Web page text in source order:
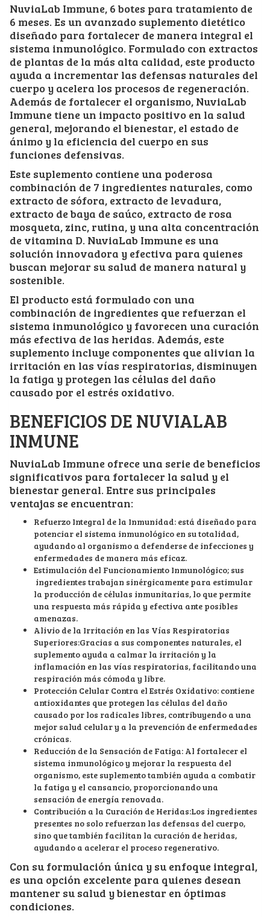
NuviaLab Immune, 6 botes para tratamiento de
6 meses. Es un avanzado suplemento dietético
diseñado para fortalecer de manera integral el
sistema inmunológico. Formulado con extractos
de plantas de la más alta calidad, este producto
ayuda a incrementar las defensas naturales del
cuerpo y acelera los procesos de regeneración.
Además de fortalecer el organismo, NuviaLab
Immune tiene un impacto positivo en la salud
general, mejorando el bienestar, el estado de
ánimo y la eficiencia del cuerpo en sus
funciones defensivas.
Este suplemento contiene una poderosa
combinación de 7 ingredientes naturales, como
extracto de sófora, extracto de levadura,
extracto de baya de saúco, extracto de rosa
mosqueta, zinc, rutina, y una alta concentración
de vitamina D. NuviaLab Immune es una
solución innovadora y efectiva para quienes
buscan mejorar su salud de manera natural y
sostenible.
El producto está formulado con una
combinación de ingredientes que refuerzan el
sistema inmunológico y favorecen una curación
más efectiva de las heridas. Además, este
suplemento incluye componentes que alivian la
irritación en las vías respiratorias, disminuyen
la fatiga y protegen las células del daño
causado por el estrés oxidativo.
BENEFICIOS DE NUVIALAB
INMUNE
NuviaLab Immune ofrece una serie de beneficios
significativos para fortalecer la salud y el
bienestar general. Entre sus principales
ventajas se encuentran:
Refuerzo Integral de la Inmunidad: está diseñado para
potenciar el sistema inmunológico en su totalidad,
ayudando al organismo a defenderse de infecciones y
enfermedades de manera más eficaz.
Estimulación del Funcionamiento Inmunológico; sus
ingredientes trabajan sinérgicamente para estimular
la producción de células inmunitarias, lo que permite
una respuesta más rápida y efectiva ante posibles
amenazas.
Alivio de la Irritación en las Vías Respiratorias
Superiores:Gracias a sus componentes naturales, el
suplemento ayuda a calmar la irritación y la
inflamación en las vías respiratorias, facilitando una
respiración más cómoda y libre.
Protección Celular Contra el Estrés Oxidativo: contiene
antioxidantes que protegen las células del daño
causado por los radicales libres, contribuyendo a una
mejor salud celular y a la prevención de enfermedades
crónicas.
Reducción de la Sensación de Fatiga: Al fortalecer el
sistema inmunológico y mejorar la respuesta del
organismo, este suplemento también ayuda a combatir
la fatiga y el cansancio, proporcionando una
sensación de energía renovada.
Contribución a la Curación de Heridas:Los ingredientes
presentes no solo refuerzan las defensas del cuerpo,
sino que también facilitan la curación de heridas,
ayudando a acelerar el proceso regenerativo.
Con su formulación única y su enfoque integral,
es una opción excelente para quienes desean
mantener su salud y bienestar en óptimas
condiciones.